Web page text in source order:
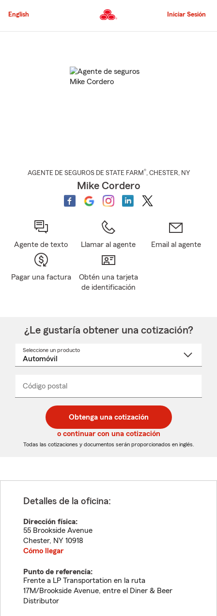
al
principal
English Iniciar Sesión
AGENTE DE SEGUROS DE STATE FARM®, CHESTER, NY
Mike Cordero
Agente de texto Llamar al agente Email al agente
Pagar una factura
Obtén una tarjeta
de identificación
¿Le gustaría obtener una cotización?
Seleccione un producto
desplegable
Código postal
de
5
dígitos
de
5
dígitos
_____
Obtenga una cotización
o continuar con una cotización
Todas las cotizaciones y documentos serán proporcionados en inglés.
Detalles de la oficina:
Dirección física:
55 Brookside Avenue
Chester, NY 10918
Cómo llegar
Punto de referencia:
Frente a LP Transportation en la ruta
17M/Brookside Avenue, entre el Diner & Beer
Distributor